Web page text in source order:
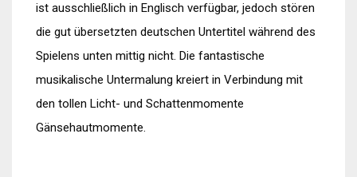
ist ausschließlich in Englisch verfügbar, jedoch stören
die gut übersetzten deutschen Untertitel während des
Spielens unten mittig nicht. Die fantastische
musikalische Untermalung kreiert in Verbindung mit
den tollen Licht- und Schattenmomente
Gänsehautmomente.